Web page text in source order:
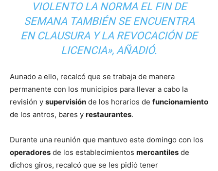
VIOLENTO LA NORMA EL FIN DE
SEMANA TAMBIÉN SE ENCUENTRA
EN CLAUSURA Y LA REVOCACIÓN DE
LICENCIA», AÑADIÓ.
Aunado a ello, recalcó que se trabaja de manera
permanente con los municipios para llevar a cabo la
revisión y supervisión de los horarios de funcionamiento
de los antros, bares y restaurantes.
Durante una reunión que mantuvo este domingo con los
operadores de los establecimientos mercantiles de
dichos giros, recalcó que se les pidió tener